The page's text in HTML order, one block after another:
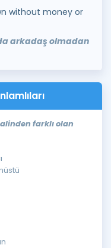
without money or
arkadaş olmadan
farklı olan